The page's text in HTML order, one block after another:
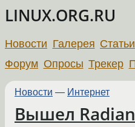
LINUX.ORG.RU
Новости Галерея Статьи
Форум Опросы Трекер
Новости — Интернет
Вышел